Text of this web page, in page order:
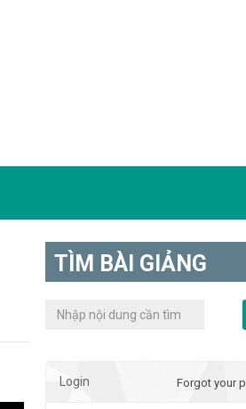
TÌM BÀI GIẢNG
Login Forgot your